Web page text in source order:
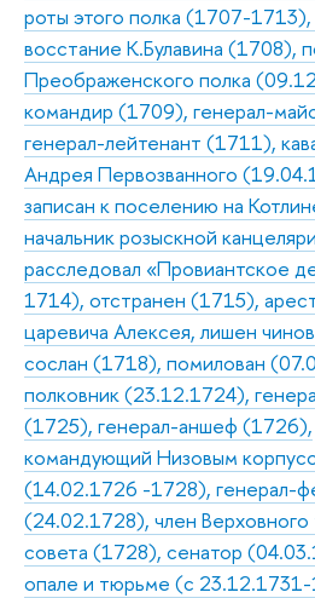
роты этого полка (1707-1713),
восстание К.Булавина (1708),
Преображенского полка
командир (1709), генерал-
генерал-лейтенант (1711),
Андрея Первозванного
записан к поселению на
начальник розыскной
расследовал «Провиантское
1714), отстранен (1715),
царевича Алексея, лишен
сослан (1718), помилован
полковник (23.12.1724),
(1725), генерал-аншеф (1726),
командующий Низовым
(14.02.1726 -1728), генерал-
(24.02.1728), член Верховного
совета (1728), сенатор
опале и тюрьме (с